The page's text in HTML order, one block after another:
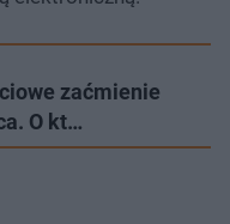
zaćmienie
O kt…